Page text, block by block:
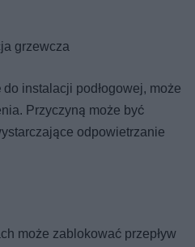
grzewcza
instalacji podłogowej, może
Przyczyną może być
odpowietrzanie
może zablokować przepływ